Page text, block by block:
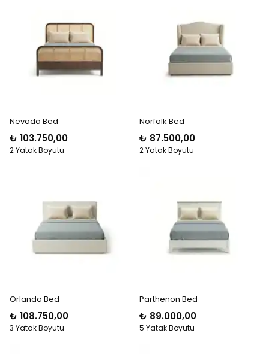
Nevada Bed
₺ 103.750,00
2 Yatak Boyutu
Norfolk Bed
₺ 87.500,00
2 Yatak Boyutu
Orlando Bed
₺ 108.750,00
3 Yatak Boyutu
Parthenon Bed
₺ 89.000,00
5 Yatak Boyutu